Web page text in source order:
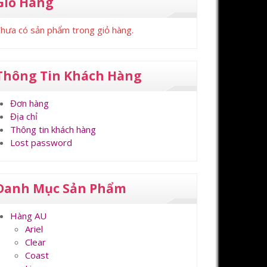
có sản phẩm trong giỏ hàng.
Tin Khách Hàng
Đơn hàng
Địa chỉ
Thông tin khách hàng
Lost password
Mục Sản Phẩm
Hàng AU
Ariel
Clear
Coast